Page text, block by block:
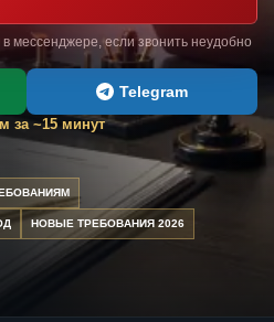
в мессенджере, если звонить неудобно
Telegram
за ~15 минут
НОВЫЕ ТРЕБОВАНИЯ 2026